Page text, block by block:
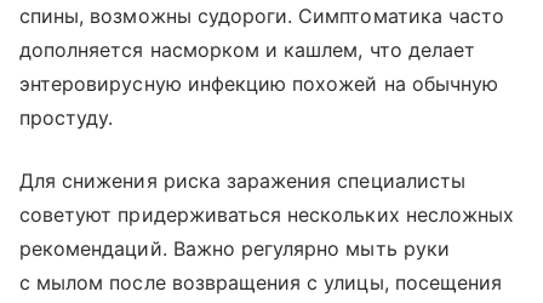
спины, возможны судороги. Симптоматика часто
дополняется насморком и кашлем, что делает
энтеровирусную инфекцию похожей на обычную
простуду.
Для снижения риска заражения специалисты
советуют придерживаться нескольких несложных
рекомендаций. Важно регулярно мыть руки
с мылом после возвращения с улицы, посещения